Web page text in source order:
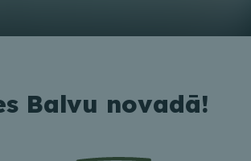
Balvu novadā!